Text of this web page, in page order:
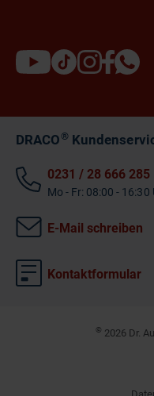
DRACO®
0231 / 28 666 285
Mo - Fr: 08:00 - 16:30
E-Mail schreiben
Kontaktformular
© 2026 Dr.